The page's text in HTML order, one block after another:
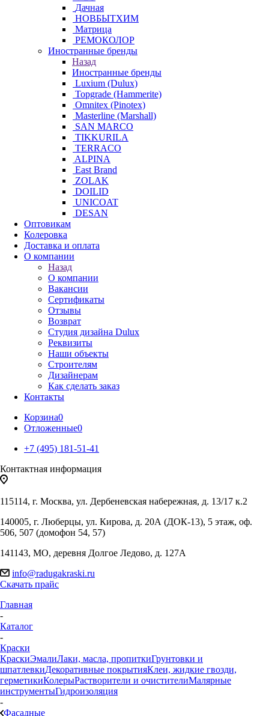
Дачная
НОВБЫТХИМ
Матрица
РЕМОКОЛОР
Иностранные бренды
Назад
Иностранные бренды
Luxium (Dulux)
Topgrade (Hammerite)
Omnitex (Pinotex)
Masterline (Marshall)
SAN MARCO
TIKKURILA
TERRACO
ALPINA
East Brand
ZOLAK
DOILID
UNICOAT
DESAN
Оптовикам
Колеровка
Доставка и оплата
О компании
Назад
О компании
Вакансии
Сертификаты
Отзывы
Возврат
Студия дизайна Dulux
Реквизиты
Наши объекты
Строителям
Дизайнерам
Как сделать заказ
Контакты
Корзина0
Отложенные0
+7 (495) 181-51-41
Контактная информация
115114, г. Москва, ул. Дербеневская набережная, д. 13/17 к.2
140005, г. Люберцы, ул. Кирова, д. 20А (ДОК-13), 5 этаж, оф.
506, 507 (домофон 54, 57)
141143, МО, деревня Долгое Ледово, д. 127А
info@radugakraski.ru
Скачать прайс
Главная
-
Каталог
-
Краски
КраскиЭмалиЛаки, масла, пропиткиГрунтовки и
шпатлевкиДекоративные покрытияКлеи, жидкие гвозди,
герметикиКолерыРастворители и очистителиМалярные
инструментыГидроизоляция
-
Фасадные